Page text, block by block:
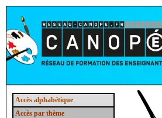
Accès alphabétique
Accès par thème